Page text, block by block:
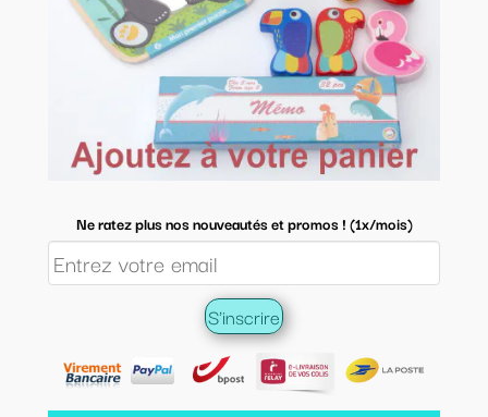
Ne ratez plus nos nouveautés et promos ! (1x/mois)